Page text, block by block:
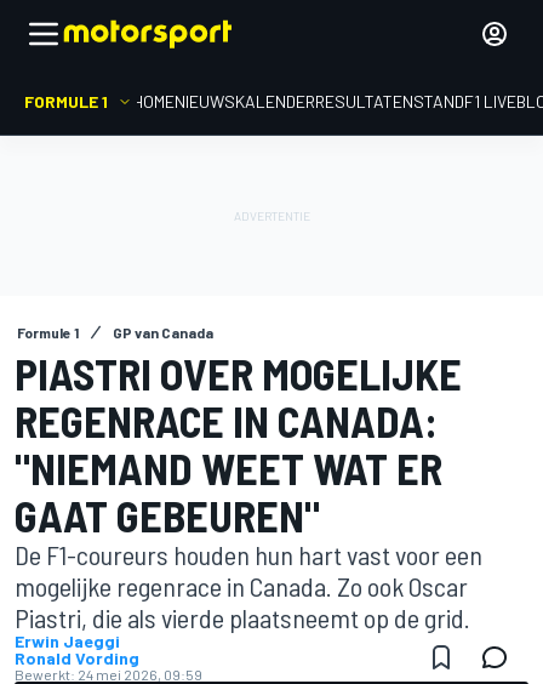
FORMULE 1 HOMENIEUWSKALENDERRESULTATENSTANDF1
Formule 1 GP van Canada
PIASTRI OVER MOGELIJKE
REGENRACE IN CANADA:
"NIEMAND WEET WAT ER
GAAT GEBEUREN"
De F1-coureurs houden hun hart vast voor een
mogelijke regenrace in Canada. Zo ook Oscar
Piastri, die als vierde plaatsneemt op de grid.
Erwin Jaeggi
Ronald Vording
Bewerkt: 24 mei 2026, 09:59